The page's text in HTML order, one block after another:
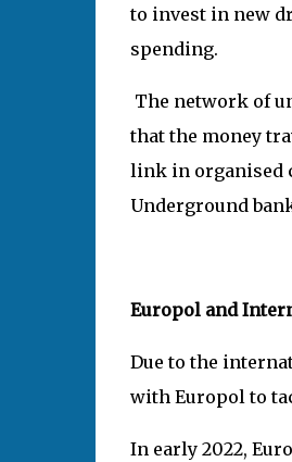
to invest in new
spending.
The network of
that the money
link in organised
Underground
Europol and
Due to the
with Europol to
In early 2022,